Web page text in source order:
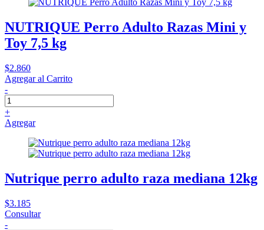
NUTRIQUE Perro Adulto Razas Mini y
Toy 7,5 kg
$2.860
Agregar al Carrito
-
+
Agregar
Nutrique perro adulto raza mediana 12kg
$3.185
Consultar
-